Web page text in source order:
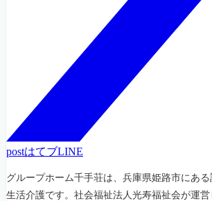
postはてブLINE
グループホーム千手荘は、兵庫県姫路市にある
生活介護です。社会福祉法人光寿福祉会が運